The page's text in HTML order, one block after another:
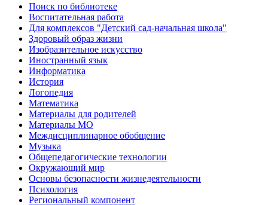
Поиск по библиотеке
Воспитательная работа
Для комплексов "Детский сад-начальная школа"
Здоровый образ жизни
Изобразительное искусство
Иностранный язык
Информатика
История
Логопедия
Математика
Материалы для родителей
Материалы МО
Междисциплинарное обобщение
Музыка
Общепедагогические технологии
Окружающий мир
Основы безопасности жизнедеятельности
Психология
Региональный компонент